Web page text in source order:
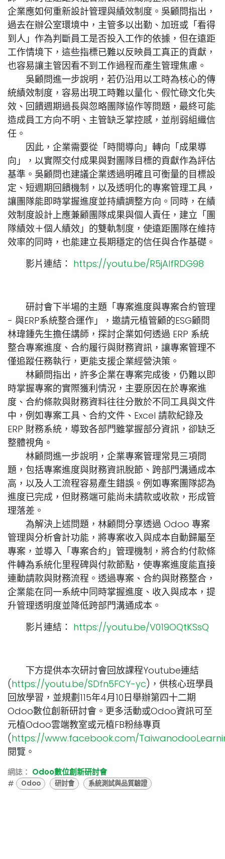
企業應如何重新設計管理與績效制度。吳顧問指出，
過去在辦公室環境中，主管多以出勤、加班或「看得
到人」作為判斷員工是否投入工作的依據，但在遠距
工作情境下，這些指標已難以反映員工真正的貢獻，
也容易讓主管因看不到工作過程而產生管理焦慮。
吳顧問進一步說明，若仍沿用以工時為核心的傳
統績效制度，容易出現工時難以量化、假忙碌文化失
效、回饋週期過長與忽略團隊協作等問題，最終可能
造成員工方向不明、主管缺乏掌控感，並削弱組織信
任。
因此，企業需要從「時間導向」轉向「成果導
向」，以實際交付成果與對團隊目標的貢獻作為評估
基準。吳顧問也建議企業透過明確且可衡量的目標設
定、短週期回饋機制，以及透明化的專案管理工具，
讓團隊能即時掌握進度並持續調整方向。同時，在績
效制度設計上應兼顧團隊成果與個人責任，建立「團
隊績效＋個人績效」的雙軌制度，使遠距團隊在維持
效率的同時，也能建立長期穩定的信任與合作基礎。
影片連結： https://youtu.be/R5jAlfRDG98
研討會下半場的主題「專案進度與專案合約管理
- 與ERP系統整合運作」，邀請元植管顧的ESG顧問
林瑋鍾先生擔任講師，探討企業如何透過 ERP 系統
整合專案進度、合約履行與財務資訊，讓專案管理不
僅追蹤任務執行，更能支援企業經營決策。
林顧問指出，許多企業在專案完成後，仍難以即
時掌握專案的實際獲利情況，主要原因在於專案進
度、合約條款與財務資料往往分散於不同工具與文件
中，例如專案工具、合約文件、Excel 請款紀錄及
ERP 財務系統，導致各部門雖掌握部分資訊，卻缺乏
整體視角。
林顧問進一步說明，企業專案管理常見三項問
題，包括專案進度與財務資訊脫節、跨部門溝通成本
高，以及人工流程容易產生錯誤。例如專案團隊認為
進度已完成，但財務端可能尚未請款或收款，形成管
理落差。
為解決上述問題，林顧問分享透過 Odoo 專案
管理與分析會計功能，將專案收入與成本自動歸屬至
專案，並導入「專案合約」管理機制，將合約付款條
件轉為系統化里程碑與付款節點，使專案進度能直接
連動請款與財務流程。透過專案、合約與財務整合，
企業能在同一系統中同時掌握進度、收入與成本，提
升管理透明度並降低跨部門溝通成本。
影片連結： https://youtu.be/V019OQtKSsQ
下方提供本次研討會回放課程Youtube連結
(https://youtu.be/SDfn5FCY-yc)，供核心班學員
回放學習，並規劃115年4月10日舉辦第四十二期
Odoo數位創新研討會。更多活動或Odoo資訊可至
元植Odoo雲端教室或元植FB粉絲專頁
(https://www.facebook.com/
閱覽。
網誌： Odoo數位創新研討會
#
Odoo 研討會 系統測試與品質驗證